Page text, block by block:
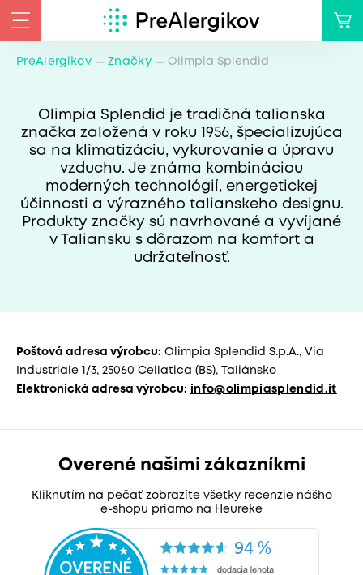
PreAlergikov Značky Olimpia Splendid
Olimpia Splendid je tradičná talianska
značka založená v roku 1956, špecializujúca
sa na klimatizáciu, vykurovanie a úpravu
vzduchu. Je známa kombináciou
moderných technológií, energetickej
účinnosti a výrazného talianskeho designu.
Produkty značky sú navrhované a vyvíjané
v Taliansku s dôrazom na komfort a
udržateľnosť.
Poštová adresa výrobcu: Olimpia Splendid S.p.A., Via
Industriale 1/3, 25060 Cellatica (BS), Taliánsko
Elektronická adresa výrobcu: info@olimpiasplendid.it
Overené našimi zákazníkmi
Kliknutím na pečať zobrazíte všetky recenzie nášho
e-shopu priamo na Heureke